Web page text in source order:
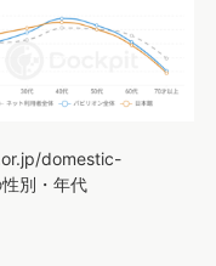
domestic-
別・年代